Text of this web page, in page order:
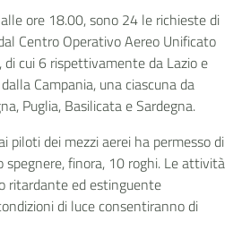
ore 18.00, sono 24 le richieste di
Centro Operativo Aereo Unificato
di cui 6 rispettivamente da Lazio e
Campania, una ciascuna da
Puglia, Basilicata e Sardegna.
piloti dei mezzi aerei ha permesso di
finora, 10 roghi. Le attività
ritardante ed estinguente
di luce consentiranno di